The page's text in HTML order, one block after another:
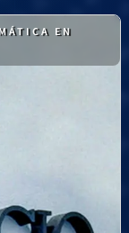
EN